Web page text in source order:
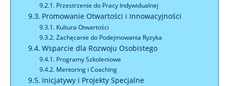
Przestrzenie do Pracy Indywidualnej
Promowanie Otwartości i Innowacyjności
Kultura Otwartości
Zachęcanie do Podejmowania Ryzyka
Wsparcie dla Rozwoju Osobistego
Programy Szkoleniowe
Mentoring i Coaching
Inicjatywy i Projekty Specjalne